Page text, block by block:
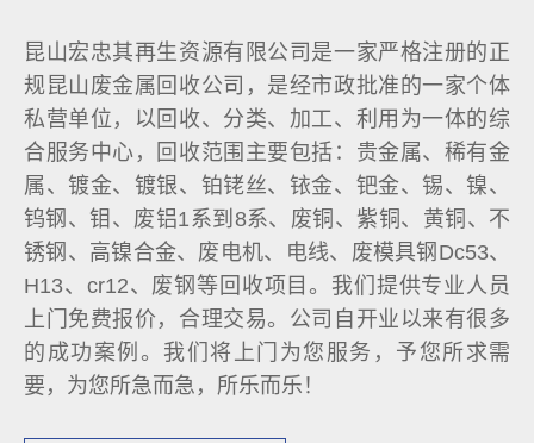
昆山宏忠其再生资源有限公司是一家严格注册的正
规昆山废金属回收公司，是经市政批准的一家个体
私营单位，以回收、分类、加工、利用为一体的综
合服务中心，回收范围主要包括：贵金属、稀有金
属、镀金、镀银、铂铑丝、铱金、钯金、锡、镍、
钨钢、钼、废铝1系到8系、废铜、紫铜、黄铜、不
锈钢、高镍合金、废电机、电线、废模具钢Dc53、
H13、cr12、废钢等回收项目。我们提供专业人员
上门免费报价，合理交易。公司自开业以来有很多
的成功案例。我们将上门为您服务，予您所求需
要，为您所急而急，所乐而乐！